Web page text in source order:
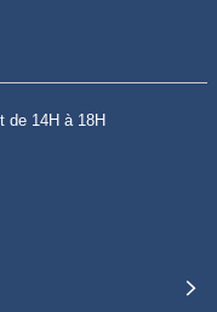
de 14H à 18H